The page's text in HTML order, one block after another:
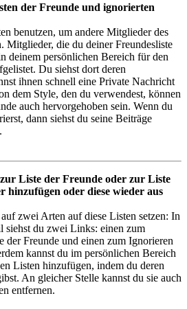
der Freunde und ignorierten
benutzen, um andere Mitglieder des
Mitglieder, die du deiner Freundesliste
deinem persönlichen Bereich für den
Du siehst dort deren
ihnen schnell eine Private Nachricht
dem Style, den du verwendest, können
auch hervorgehoben sein. Wenn du
dann siehst du seine Beiträge
Liste der Freunde oder zur Liste
oder diese wieder aus
zwei Arten auf diese Listen setzen: In
siehst du zwei Links: einen zum
der Freunde und einen zum Ignorieren
kannst du im persönlichen Bereich
Listen hinzufügen, indem du deren
An gleicher Stelle kannst du sie auch
entfernen.